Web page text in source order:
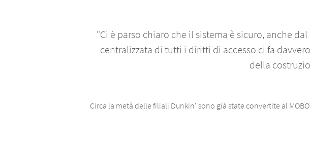
"Ci è parso chiaro che il sistema è sicuro, anche
centralizzata di tutti i diritti di accesso ci fa
della
Circa la metà delle filiali Dunkin' sono già state convertite al